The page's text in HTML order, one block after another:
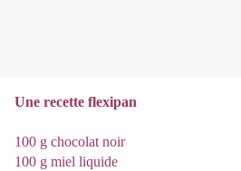
Une recette flexipan
100 g chocolat noir
100 g miel liquide